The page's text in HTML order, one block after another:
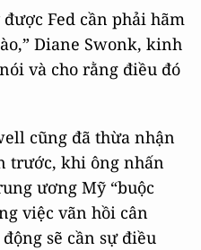
Fed cần phải hãm
Diane Swonk, kinh
và cho rằng điều đó
cũng đã thừa nhận
trước, khi ông nhấn
ương Mỹ “buộc
việc vãn hồi cân
sẽ cần sự điều